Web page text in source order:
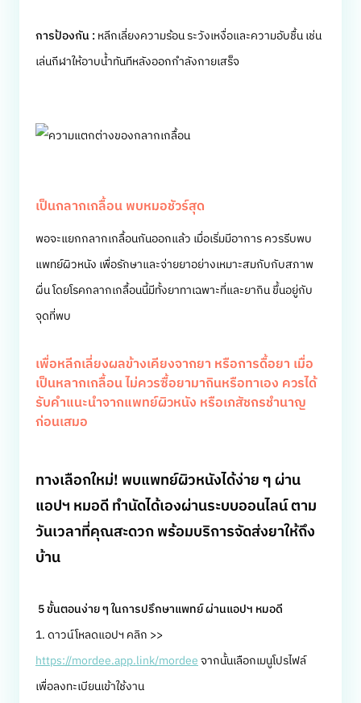
การป้องกัน : หลีกเลี่ยงความร้อน ระวังเหงื่อและความอับชื้น เช่น
เล่นกีฬาให้อาบน้ำทันทีหลังออกกำลังกายเสร็จ
เป็นกลากเกลื้อน พบหมอชัวร์สุด
พอจะแยกกลากเกลื้อนกันออกแล้ว เมื่อเริ่มมีอาการ ควรรีบพบ
แพทย์ผิวหนัง เพื่อรักษาและจ่ายยาอย่างเหมาะสมกับกับสภาพ
ผื่น โดยโรคกลากเกลื้อนนี้มีทั้งยาทาเฉพาะที่และยากิน ขึ้นอยู่กับ
จุดที่พบ
เพื่อหลีกเลี่ยงผลข้างเคียงจากยา หรือการดื้อยา เมื่อ
เป็นหลากเกลื้อน ไม่ควรซื้อยามากินหรือทาเอง ควรได้
รับคำแนะนำจากแพทย์ผิวหนัง หรือเภสัชกรชำนาญ
ก่อนเสมอ
ทางเลือกใหม่! พบแพทย์ผิวหนังได้ง่าย ๆ ผ่าน
แอปฯ หมอดี ทำนัดได้เองผ่านระบบออนไลน์ ตาม
วันเวลาที่คุณสะดวก พร้อมบริการจัดส่งยาให้ถึง
บ้าน
5 ขั้นตอนง่าย ๆ ในการปรึกษาแพทย์ ผ่านแอปฯ หมอดี
1. ดาวน์โหลดแอปฯ คลิก >>
https://mordee.app.link/mordeeจากนั้นเลือกเมนูโปรไฟล์
เพื่อลงทะเบียนเข้าใช้งาน